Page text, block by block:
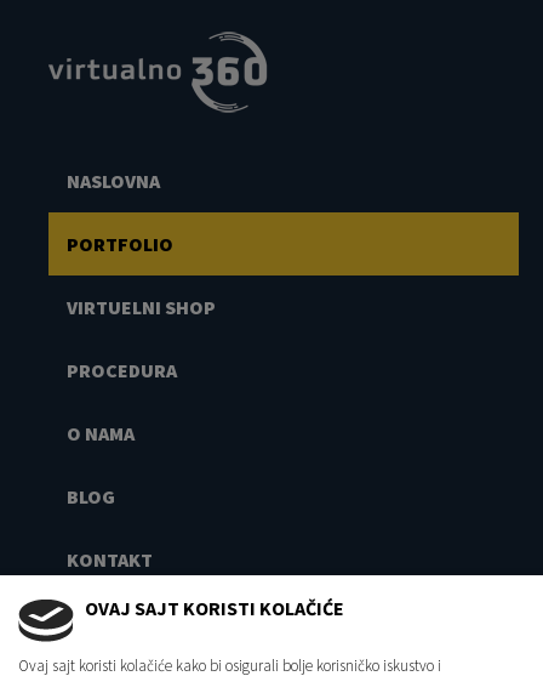
NASLOVNA
PORTFOLIO
VIRTUELNI SHOP
PROCEDURA
O NAMA
BLOG
KONTAKT
+385 95 8025 749 info@virtualno360.rs
OVAJ SAJT KORISTI KOLAČIĆE
Ovaj sajt koristi kolačiće kako bi osigurali bolje korisničko iskustvo i